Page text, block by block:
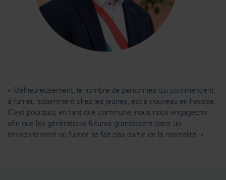
« Malheureusement, le nombre de personnes qui commencent
à fumer, notamment chez les jeunes, est à nouveau en hausse.
C’est pourquoi, en tant que commune, nous nous engageons
afin que les générations futures grandissent dans un
environnement où fumer ne fait pas partie de la normalité. »